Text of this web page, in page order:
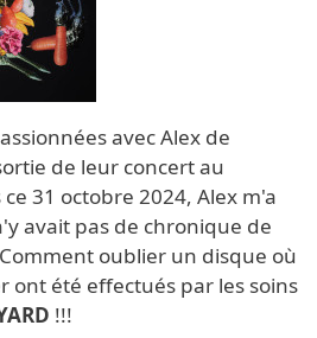
avec Alex de
de leur concert au
31 octobre 2024, Alex m'a
avait pas de chronique de
Comment oublier un disque où
ont été effectués par les soins
!!!